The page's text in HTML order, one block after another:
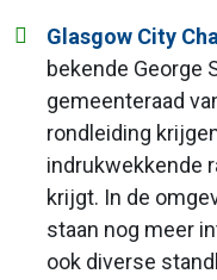
Glasgow City
bekende George
gemeenteraad
rondleiding
indrukwekkende
krijgt. In de
staan nog meer
ook diverse